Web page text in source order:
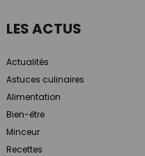
LES ACTUS
Actualités
Astuces culinaires
Alimentation
Bien-être
Minceur
Recettes